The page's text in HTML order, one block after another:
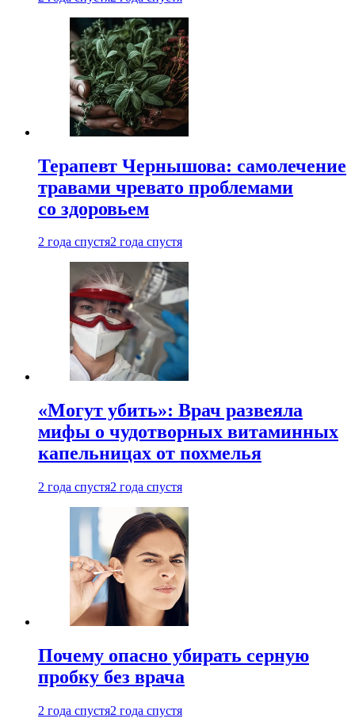
Терапевт Чернышова: самолечение
травами чревато проблемами
со здоровьем
2 года спустя2 года спустя
«Могут убить»: Врач развеяла
мифы о чудотворных витаминных
капельницах от похмелья
2 года спустя2 года спустя
Почему опасно убирать серную
пробку без врача
2 года спустя2 года спустя